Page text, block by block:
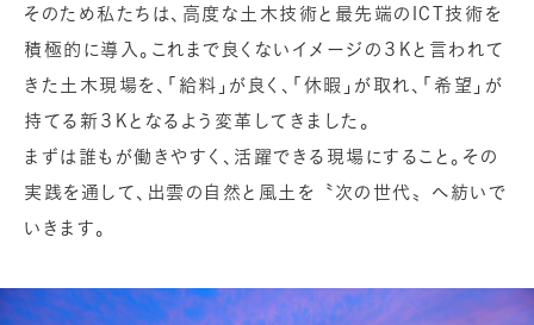
そのため私たちは、高度な土木技術と最先端のICT技術を
積極的に導入。これまで良くないイメージの３Kと言われて
きた土木現場を、「給料」が良く、「休暇」が取れ、「希望」が
持てる新３Kとなるよう変革してきました。
まずは誰もが働きやすく、活躍できる現場にすること。その
実践を通して、出雲の自然と風土を〝次の世代〟へ紡いで
いきます。